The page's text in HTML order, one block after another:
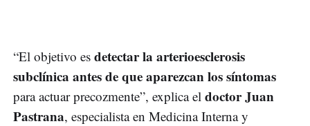
“El objetivo es detectar la arterioesclerosis
subclínica antes de que aparezcan los síntomas
para actuar precozmente”, explica el doctor Juan
Pastrana, especialista en Medicina Interna y